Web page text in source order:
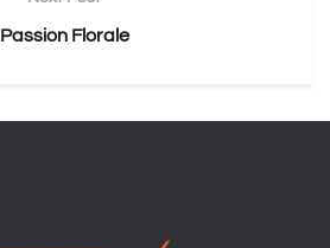
Passion Florale